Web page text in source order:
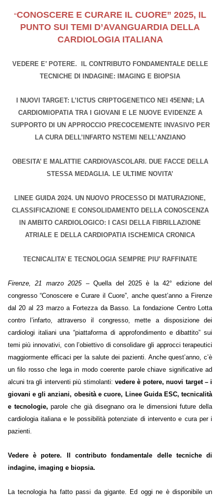
“CONOSCERE E CURARE IL CUORE” 2025, IL
PUNTO SUI TEMI D’AVANGUARDIA DELLA
CARDIOLOGIA ITALIANA
VEDERE E’ POTERE. IL CONTRIBUTO FONDAMENTALE DELLE
TECNICHE DI INDAGINE: IMAGING E BIOPSIA
I NUOVI TARGET: L’ICTUS CRIPTOGENETICO NEI 45ENNI; LA
CARDIOMIOPATIA TRA I GIOVANI E LE NUOVE EVIDENZE A
SUPPORTO DI UN APPROCCIO PRECOCEMENTE INVASIVO PER
LA CURA DELL’INFARTO NSTEMI NELL’ANZIANO
OBESITA’ E MALATTIE CARDIOVASCOLARI. DUE FACCE DELLA
STESSA MEDAGLIA. LE ULTIME NOVITA’
LINEE GUIDA 2024. UN NUOVO PROCESSO DI MATURAZIONE,
CLASSIFICAZIONE E CONSOLIDAMENTO DELLA CONOSCENZA
IN AMBITO CARDIOLOGICO: I CASI DELLA FIBRILLAZIONE
ATRIALE E DELLA CARDIOPATIA ISCHEMICA CRONICA
TECNICALITA’ E TECNOLOGIA SEMPRE PIU’ RAFFINATE
Firenze, 21 marzo 2025 – Quella del 2025 è la 42° edizione del
congresso “Conoscere e Curare il Cuore”, anche quest’anno a Firenze
dal 20 al 23 marzo a Fortezza da Basso. La fondazione Centro Lotta
contro l’infarto, attraverso il congresso, mette a disposizione dei
cardiologi italiani una “piattaforma di approfondimento e dibattito” sui
temi più innovativi, con l’obiettivo di consolidare gli approcci terapeutici
maggiormente efficaci per la salute dei pazienti. Anche quest’anno, c’è
un filo rosso che lega in modo coerente parole chiave significative ad
alcuni tra gli interventi più stimolanti: vedere è potere, nuovi target – i
giovani e gli anziani, obesità e cuore, Linee Guida ESC, tecnicalità
e tecnologie,parole che già disegnano ora le dimensioni future della
cardiologia italiana e le possibilità potenziate di intervento e cura per i
pazienti.
Vedere è potere. Il contributo fondamentale delle tecniche di
indagine, imaging e biopsia.
La tecnologia ha fatto passi da gigante. Ed oggi ne è disponibile un